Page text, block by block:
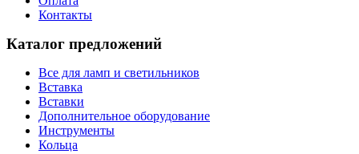
Контакты
Каталог предложений
Все для ламп и светильников
Вставка
Вставки
Дополнительное оборудование
Инструменты
Кольца